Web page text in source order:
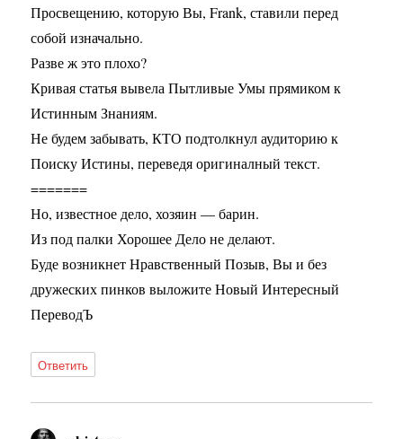
Просвещению, которую Вы, Frank, ставили перед
собой изначально.
Разве ж это плохо?
Кривая статья вывела Пытливые Умы прямиком к
Истинным Знаниям.
Не будем забывать, КТО подтолкнул аудиторию к
Поиску Истины, переведя оригиналный текст.
=======
Но, известное дело, хозяин — барин.
Из под палки Хорошее Дело не делают.
Буде возникнет Нравственный Позыв, Вы и без
дружеских пинков выложите Новый Интересный
ПереводЪ
Ответить